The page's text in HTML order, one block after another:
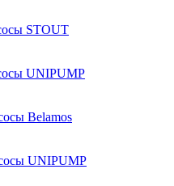
STOUT
UNIPUMP
Belamos
UNIPUMP